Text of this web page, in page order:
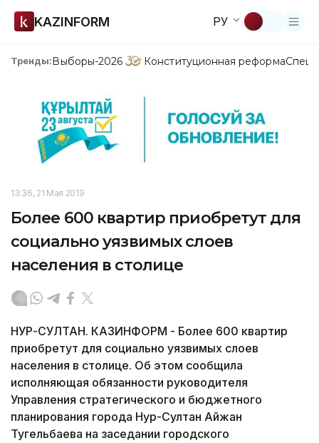
KAZINFORM РУ
Тренды:Выборы-2026 Конституционная реформа
13:36, 21 Мая 2019
Более 600 квартир приобретут для
социально уязвимых слоев
населения в столице
НУР-СУЛТАН. КАЗИНФОРМ - Более 600 квартир
приобретут для социально уязвимых слоев
населения в столице. Об этом сообщила
исполняющая обязанности руководителя
Управления стратегического и бюджетного
планирования города Нур-Султан Айжан
Тугельбаева на заседании городского